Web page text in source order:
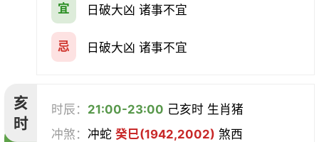
宜 日破大凶 诸事不宜
忌 日破大凶 诸事不宜
亥
时
时辰： 21:00-23:00 己亥时 生肖猪
冲煞：冲蛇癸巳(1942,2002) 煞西